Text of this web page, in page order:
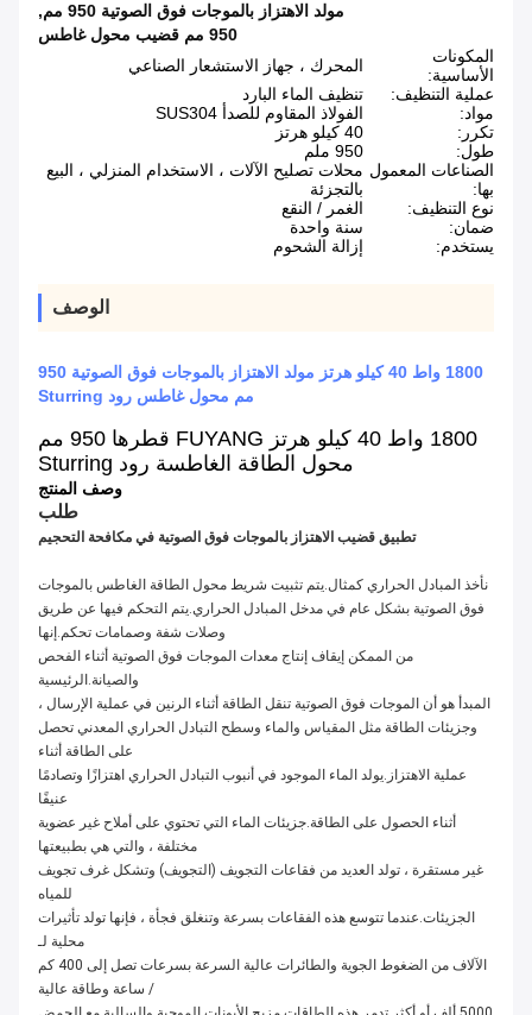
مولد الاهتزاز بالموجات فوق الصوتية 950 مم
,
950 مم قضيب محول غاطس
المكونات
الأساسية:
المحرك ، جهاز الاستشعار الصناعي
عملية التنظيف:
تنظيف الماء البارد
مواد:
الفولاذ المقاوم للصدأ SUS304
تكرر:
40 كيلو هرتز
طول:
950 ملم
الصناعات المعمول
بها:
محلات تصليح الآلات ، الاستخدام المنزلي ، البيع
بالتجزئة
نوع التنظيف:
الغمر / النقع
ضمان:
سنة واحدة
يستخدم:
إزالة الشحوم
الوصف
1800 واط 40 كيلو هرتز مولد الاهتزاز بالموجات فوق الصوتية 950
مم محول غاطس رود Sturring
1800 واط 40 كيلو هرتز FUYANG قطرها 950 مم
محول الطاقة الغاطسة رود Sturring
وصف المنتج
طلب
تطبيق قضيب الاهتزاز بالموجات فوق الصوتية في مكافحة التحجيم
نأخذ المبادل الحراري كمثال.يتم تثبيت شريط محول الطاقة الغاطس بالموجات
فوق الصوتية بشكل عام في مدخل المبادل الحراري.يتم التحكم فيها عن طريق
وصلات شفة وصمامات تحكم.إنها
من الممكن إيقاف إنتاج معدات الموجات فوق الصوتية أثناء الفحص
والصيانة.الرئيسية
المبدأ هو أن الموجات فوق الصوتية تنقل الطاقة أثناء الرنين في عملية الإرسال ،
وجزيئات الطاقة مثل المقياس والماء وسطح التبادل الحراري المعدني تحصل
على الطاقة أثناء
عملية الاهتزاز.يولد الماء الموجود في أنبوب التبادل الحراري اهتزازًا وتصادمًا
عنيفًا
أثناء الحصول على الطاقة.جزيئات الماء التي تحتوي على أملاح غير عضوية
مختلفة ، والتي هي بطبيعتها
غير مستقرة ، تولد العديد من فقاعات التجويف (التجويف) وتشكل غرف تجويف
للمياه
الجزيئات.عندما تتوسع هذه الفقاعات بسرعة وتنغلق فجأة ، فإنها تولد تأثيرات
محلية لـ
الآلاف من الضغوط الجوية والطائرات عالية السرعة بسرعات تصل إلى 400 كم
/ ساعة وطاقة عالية